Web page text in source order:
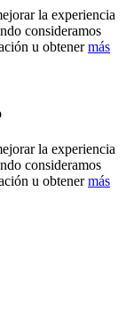
la experiencia
consideramos
u obtenermás
la experiencia
consideramos
u obtenermás